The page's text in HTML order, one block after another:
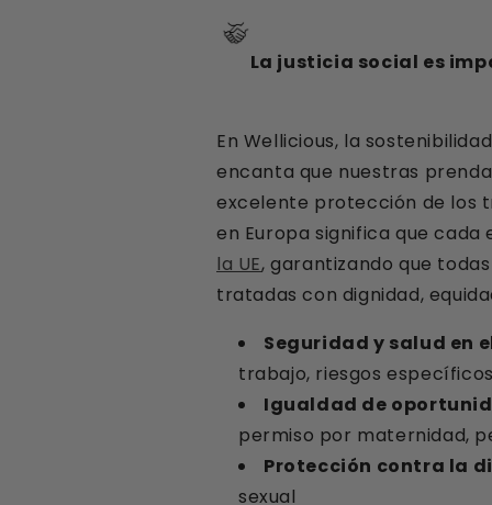
La justicia social es
En Wellicious, la
encanta que nuestras
excelente protección de los
en Europa significa que
la UE, garantizando que
tratadas con dignidad,
Seguridad y salud en
trabajo, riesgos
Igualdad de
permiso por maternidad,
Protección contra la
sexual